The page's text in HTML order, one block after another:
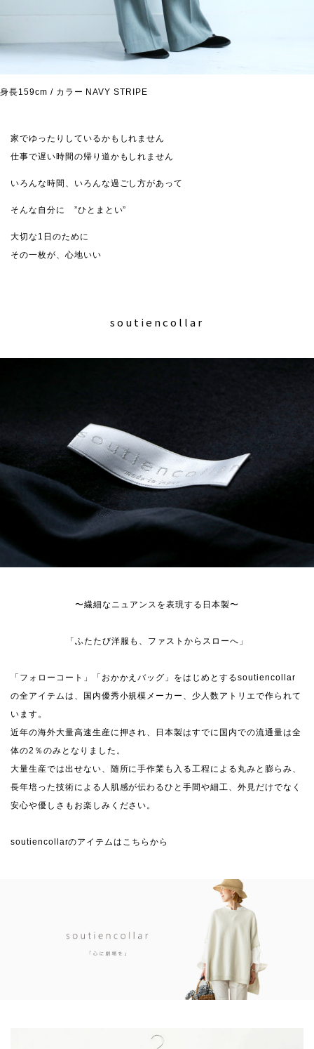
身長159cm / カラー NAVY STRIPE
家でゆったりしているかもしれません
仕事で遅い時間の帰り道かもしれません
いろんな時間、いろんな過ごし方があって
そんな自分に ”ひとまとい”
大切な1日のために
その一枚が、心地いい
soutiencollar
〜繊細なニュアンスを表現する日本製〜
「ふたたび洋服も、ファストからスローへ」
「フォローコート」「おかかえバッグ」をはじめとするsoutiencollar
の全アイテムは、国内優秀小規模メーカー、少人数アトリエで作られて
います。
近年の海外大量高速生産に押され、日本製はすでに国内での流通量は全
体の2％のみとなりました。
大量生産では出せない、随所に手作業も入る工程による丸みと膨らみ、
長年培った技術による人肌感が伝わるひと手間や細工、外見だけでなく
安心や優しさもお楽しみください。
soutiencollarのアイテムはこちらから